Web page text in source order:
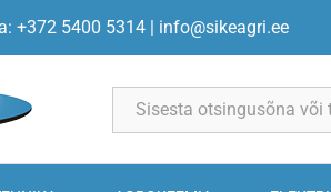
+372 5400 5314 | info@sikeagri.ee